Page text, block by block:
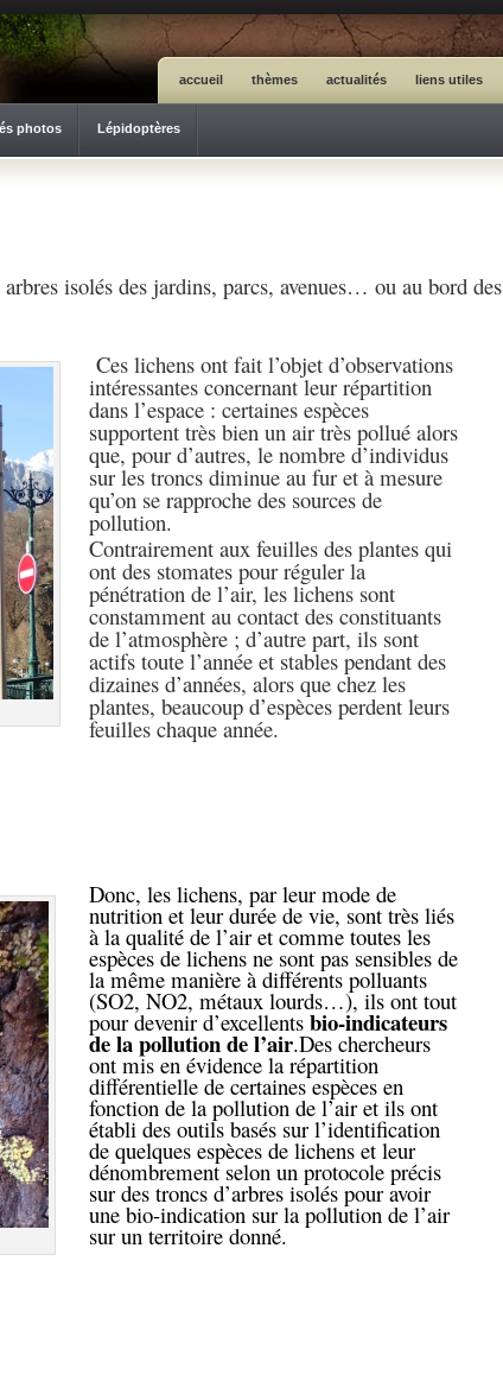
accueil thèmes actualités liens utiles
photos Lépidoptères
isolés des jardins, parcs, avenues… ou au bord des
Ces lichens ont fait l’objet d’observations
intéressantes concernant leur répartition
dans l’espace : certaines espèces
supportent très bien un air très pollué alors
que, pour d’autres, le nombre d’individus
sur les troncs diminue au fur et à mesure
qu’on se rapproche des sources de
pollution.
Contrairement aux feuilles des plantes qui
ont des stomates pour réguler la
pénétration de l’air, les lichens sont
constamment au contact des constituants
de l’atmosphère ; d’autre part, ils sont
actifs toute l’année et stables pendant des
dizaines d’années, alors que chez les
plantes, beaucoup d’espèces perdent leurs
feuilles chaque année.
Donc, les lichens, par leur mode de
nutrition et leur durée de vie, sont très liés
à la qualité de l’air et comme toutes les
espèces de lichens ne sont pas sensibles de
la même manière à différents polluants
(SO2, NO2, métaux lourds…), ils ont tout
pour devenir d’excellents bio-indicateurs
de la pollution de l’air.Des chercheurs
ont mis en évidence la répartition
différentielle de certaines espèces en
fonction de la pollution de l’air et ils ont
établi des outils basés sur l’identification
de quelques espèces de lichens et leur
dénombrement selon un protocole précis
sur des troncs d’arbres isolés pour avoir
une bio-indication sur la pollution de l’air
sur un territoire donné.